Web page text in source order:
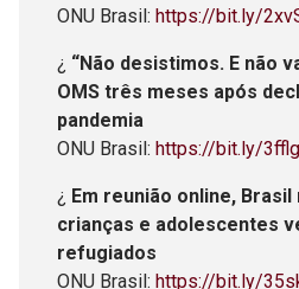
ONU Brasil: https://bit.ly/
¿ “Não desistimos. E não
OMS três meses após
pandemia
ONU Brasil: https://bit.ly/
¿ Em reunião online,
crianças e adolescentes
refugiados
ONU Brasil: https://bit.ly/